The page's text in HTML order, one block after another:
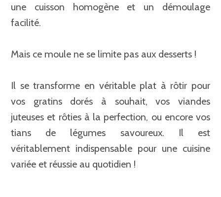
une cuisson homogène et un démoulage
facilité.
Mais ce moule ne se limite pas aux desserts !
Il se transforme en véritable plat à rôtir pour
vos gratins dorés à souhait, vos viandes
juteuses et rôties à la perfection, ou encore vos
tians de légumes savoureux. Il est
véritablement indispensable pour une cuisine
variée et réussie au quotidien !